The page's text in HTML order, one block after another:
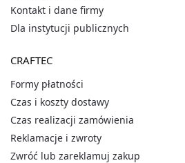
Kontakt i dane firmy
Dla instytucji publicznych
CRAFTEC
Formy płatności
Czas i koszty dostawy
Czas realizacji zamówienia
Reklamacje i zwroty
Zwróć lub zareklamuj zakup